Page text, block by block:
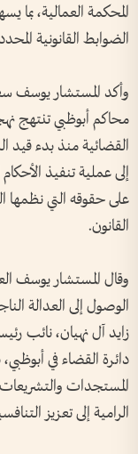
المحكمة العمالية، بما
الضوابط القانونية
وأكد المستشار يوسف
محاكم أبوظبي تنتهج
القضائية منذ بدء قيد
إلى عملية تنفيذ
على حقوقه التي نظمها
القانون.
وقال المستشار يوسف
الوصول إلى العدالة
زايد آل نهيان، نائب
دائرة القضاء في
المستجدات
الرامية إلى تعزيز